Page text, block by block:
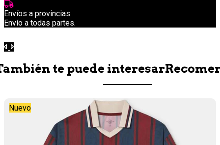
Envíos a provincias
Envío a todas partes.
Anterior
Siguiente
te puede interesar
Nuevo